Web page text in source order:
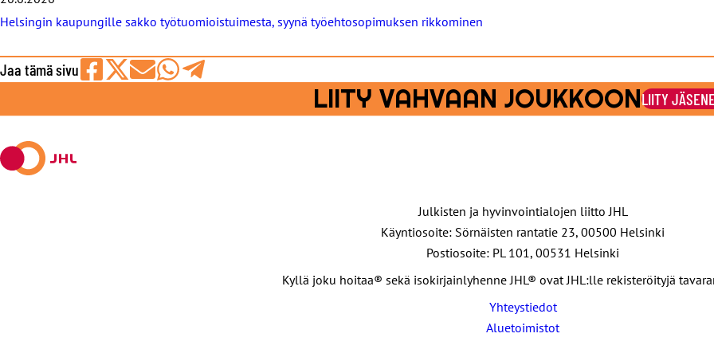
Helsingin kaupungille sakko työtuomioistuimesta, syynä työehtosopimuksen rikkominen
Jaa tämä sivu
LIITY VAHVAAN JOUKKOONLIITY
Julkisten ja hyvinvointialojen liitto JHL
Käyntiosoite: Sörnäisten rantatie 23, 00500 Helsinki
Postiosoite: PL 101, 00531 Helsinki
Kyllä joku hoitaa® sekä isokirjainlyhenne JHL® ovat JHL:lle rekisteröityjä
Yhteystiedot
Aluetoimistot